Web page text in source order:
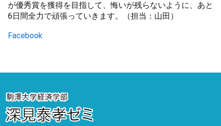
が優秀賞を獲得を目指して、悔いが残らないように、あと
6日間全力で頑張っていきます。（担当：山田）
Facebook